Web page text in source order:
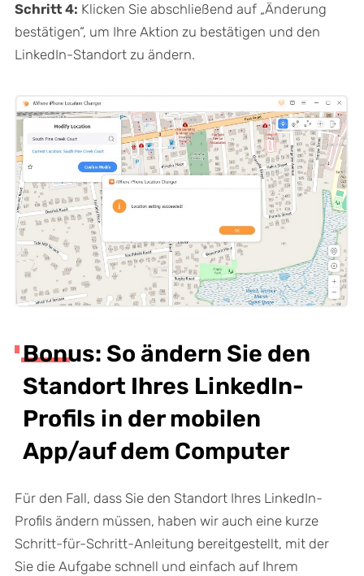
Schritt 4: Klicken Sie abschließend auf „Änderung
bestätigen“, um Ihre Aktion zu bestätigen und den
LinkedIn-Standort zu ändern.
Bonus: So ändern Sie den
Standort Ihres LinkedIn-
Profils in der mobilen
App/auf dem Computer
Für den Fall, dass Sie den Standort Ihres LinkedIn-
Profils ändern müssen, haben wir auch eine kurze
Schritt-für-Schritt-Anleitung bereitgestellt, mit der
Sie die Aufgabe schnell und einfach auf Ihrem